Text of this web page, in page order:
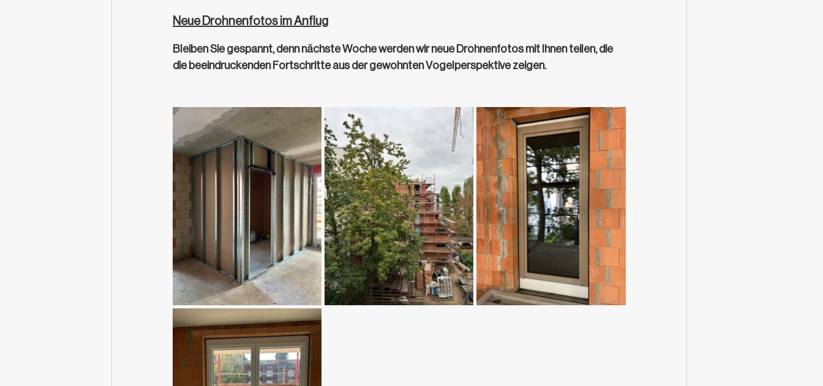
Neue Drohnenfotos im Anflug
Bleiben Sie gespannt, denn nächste Woche werden wir neue Drohnenfotos mit Ihnen teilen, die
die beeindruckenden Fortschritte aus der gewohnten Vogelperspektive zeigen.